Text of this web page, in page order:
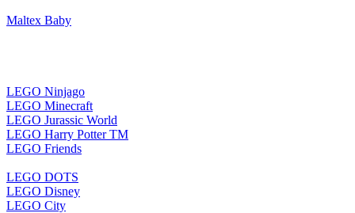
Maltex Baby
LEGO Ninjago
LEGO Minecraft
LEGO Jurassic World
LEGO Harry Potter TM
LEGO Friends
LEGO DOTS
LEGO Disney
LEGO City